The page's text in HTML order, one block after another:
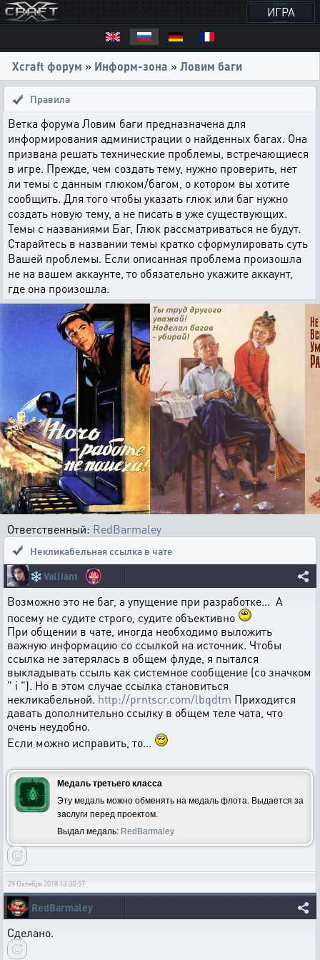
ИГРА
Xcraft форум » Информ-зона » Ловим баги
Правила
Ветка форума Ловим баги предназначена для
информирования администрации о найденных багах. Она
призвана решать технические проблемы, встречающиеся
в игре. Прежде, чем создать тему, нужно проверить, нет
ли темы с данным глюком/багом, о котором вы хотите
сообщить. Для того чтобы указать глюк или баг нужно
создать новую тему, а не писать в уже существующих.
Темы с названиями Баг, Глюк рассматриваться не будут.
Старайтесь в названии темы кратко сформулировать суть
Вашей проблемы. Если описанная проблема произошла
не на вашем аккаунте, то обязательно укажите аккаунт,
где она произошла.
Ответственный: RedBarmaley
Некликабельная ссылка в чате
❄️Valliant
Возможно это не баг, а упущение при разработке... А
посему не судите строго, судите объективно
При общении в чате, иногда необходимо выложить
важную информацию со ссылкой на источник. Чтобы
ссылка не затерялась в общем флуде, я пытался
выкладывать ссыль как системное сообщение (со значком
" i "). Но в этом случае ссылка становиться
некликабельной. http://prntscr.com/lbqdtm Приходится
давать дополнительно ссылку в общем теле чата, что
очень неудобно.
Если можно исправить, то...
Медаль третьего класса
Эту медаль можно обменять на медаль флота. Выдается за
заслуги перед проектом.
Выдал медаль: RedBarmaley
29 Октября 2018 13:30:57
RedBarmaley
Сделано.